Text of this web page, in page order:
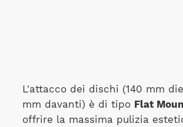
L'attacco dei dischi (140 mm
mm davanti) è di tipo Flat
offrire la massima pulizia